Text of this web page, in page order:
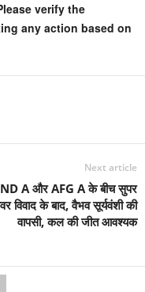
verify the
any action based on
Next article
A और AFG A के बीच सुपर
विवाद के बाद, वैभव सूर्यवंशी की
वापसी, कल की जीत आवश्यक